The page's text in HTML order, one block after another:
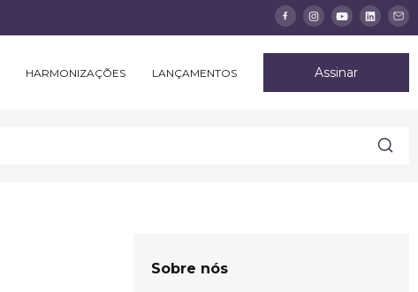
HARMONIZAÇÕES LANÇAMENTOS Assinar
Sobre nós